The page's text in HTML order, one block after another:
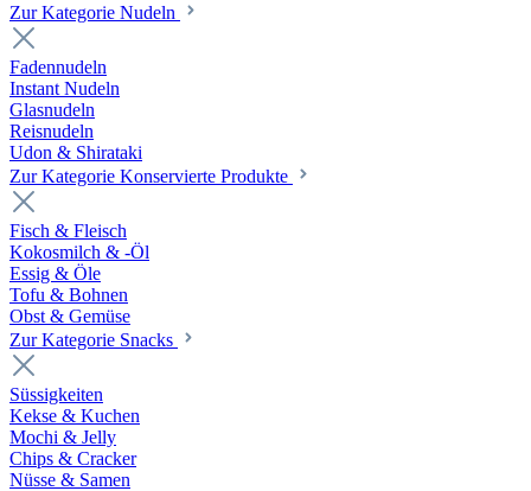
Zur Kategorie Nudeln
Fadennudeln
Instant Nudeln
Glasnudeln
Reisnudeln
Udon & Shirataki
Zur Kategorie Konservierte Produkte
Fisch & Fleisch
Kokosmilch & -Öl
Essig & Öle
Tofu & Bohnen
Obst & Gemüse
Zur Kategorie Snacks
Süssigkeiten
Kekse & Kuchen
Mochi & Jelly
Chips & Cracker
Nüsse & Samen